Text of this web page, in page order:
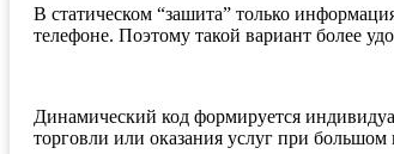
В статическом “зашита” только
телефоне. Поэтому такой вариант более
Динамический код формируется
торговли или оказания услуг при большом